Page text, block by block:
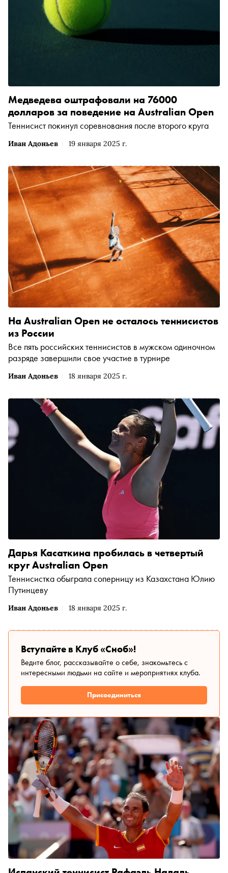
Иван Адоньев 19 января 2025 г.
Медведева оштрафовали на 76000
долларов за поведение на Australian Open
Теннисист покинул соревнования после второго круга
Иван Адоньев 18 января 2025 г.
На Australian Open не осталось теннисистов
из России
Все пять российских теннисистов в мужском одиночном
разряде завершили свое участие в турнире
Иван Адоньев 18 января 2025 г.
Дарья Касаткина пробилась в четвертый
круг Australian Open
Теннисистка обыграла соперницу из Казахстана Юлию
Путинцеву
Вступайте в Клуб «Сноб»!
Ведите блог, рассказывайте о себе, знакомьтесь с
интересными людьми на сайте и мероприятиях клуба.
Присоединиться